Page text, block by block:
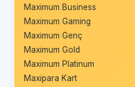
Maximum Business
Maximum Gaming
Maximum Genç
Maximum Gold
Maximum Platinum
Maxipara Kart